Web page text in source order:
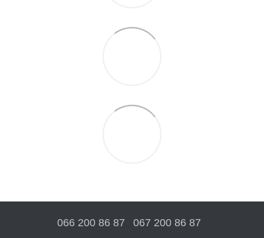
066 200 86 87 067 200 86 87